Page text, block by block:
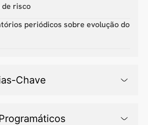
risco
periódicos sobre evolução do
Chave